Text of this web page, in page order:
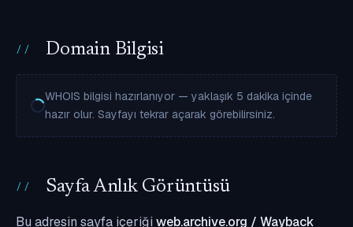
Domain Bilgisi
WHOIS bilgisi hazırlanıyor — yaklaşık 5 dakika içinde
hazır olur. Sayfayı tekrar açarak görebilirsiniz.
Sayfa Anlık Görüntüsü
Bu adresin sayfa içeriği web.archive.org / Wayback